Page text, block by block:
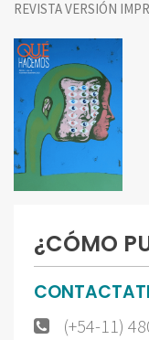
REVISTA VERSIÓN
¿CÓMO
(+54-11)